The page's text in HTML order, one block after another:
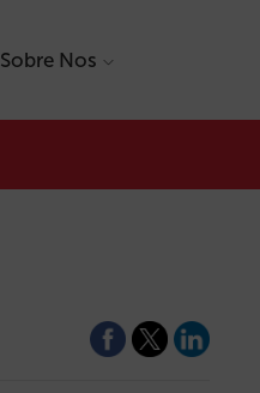
Sobre Nos